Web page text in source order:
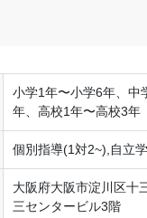
小学1年〜小学6年、中
年、高校1年〜高校3年
個別指導(1対2~),自立
大阪府大阪市淀川区
三センタービル3階